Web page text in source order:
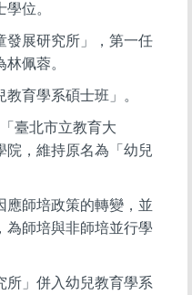
位。
發展研究所」，第一任
佩蓉。
育學系碩士班」。
臺北市立教育大
院，維持原名為「幼兒
應師培政策的轉變，並
為師培與非師培並行學
所」併入幼兒教育學系